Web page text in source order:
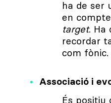
ha de ser
en
target. Ha
recordar
com fònic.
Associació i
És positiu